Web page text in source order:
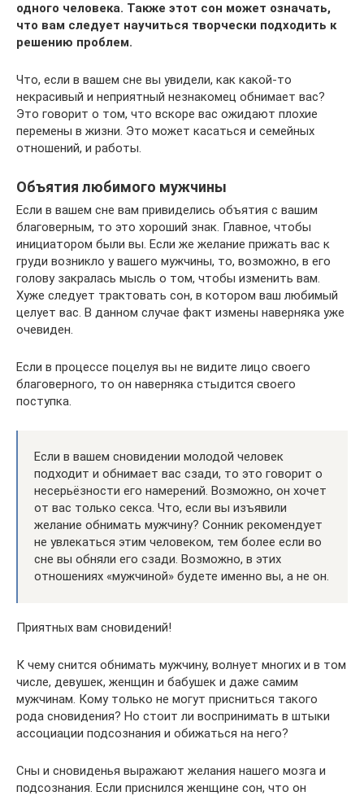
одного человека. Также этот сон может означать,
что вам следует научиться творчески подходить к
решению проблем.
Что, если в вашем сне вы увидели, как какой-то
некрасивый и неприятный незнакомец обнимает вас?
Это говорит о том, что вскоре вас ожидают плохие
перемены в жизни. Это может касаться и семейных
отношений, и работы.
Объятия любимого мужчины
Если в вашем сне вам привиделись объятия с вашим
благоверным, то это хороший знак. Главное, чтобы
инициатором были вы. Если же желание прижать вас к
груди возникло у вашего мужчины, то, возможно, в его
голову закралась мысль о том, чтобы изменить вам.
Хуже следует трактовать сон, в котором ваш любимый
целует вас. В данном случае факт измены наверняка уже
очевиден.
Если в процессе поцелуя вы не видите лицо своего
благоверного, то он наверняка стыдится своего
поступка.
Если в вашем сновидении молодой человек
подходит и обнимает вас сзади, то это говорит о
несерьёзности его намерений. Возможно, он хочет
от вас только секса. Что, если вы изъявили
желание обнимать мужчину? Сонник рекомендует
не увлекаться этим человеком, тем более если во
сне вы обняли его сзади. Возможно, в этих
отношениях «мужчиной» будете именно вы, а не он.
Приятных вам сновидений!
К чему снится обнимать мужчину, волнует многих и в том
числе, девушек, женщин и бабушек и даже самим
мужчинам. Кому только не могут присниться такого
рода сновидения? Но стоит ли воспринимать в штыки
ассоциации подсознания и обижаться на него?
Сны и сновиденья выражают желания нашего мозга и
подсознания. Если приснился женщине сон, что он